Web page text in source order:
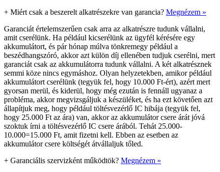
+ Miért csak a beszerelt alkatrészekre van garancia? Megnézem »
Garanciát értelemszerűen csak arra az alkatrészre tudunk vállalni,
amit cserélünk. Ha például kicserélünk az ügyfél kérésére egy
akkumulátort, és pár hónap múlva tönkremegy például a
beszédhangszóró, akkor azt külön díj ellenében tudjuk cserélni, mert
garanciát csak az akkumulátorra tudunk vállalni. A két alkatrésznek
semmi köze nincs egymáshoz. Olyan helyzetekben, amikor például
akkumulátort cserélünk (tegyük fel, hogy 10.000 Ft-ért), azért mert
gyorsan merül, és kiderül, hogy még ezután is fennáll ugyanaz a
probléma, akkor megvizsgáljuk a készüléket, és ha ezt követően azt
állapítjuk meg, hogy például töltésvezérlő IC hibája (tegyük fel,
hogy 25.000 Ft az ára) van, akkor az akkumulátor csere árát jóvá
szoktuk írni a töltésvezérlő IC csere árából. Tehát 25.000-
10.000=15.000 Ft, amit fizetni kell. Ebben az esetben az
akkumulátor csere költségét átvállaljuk tőled.
+ Garanciális szervizként működtök? Megnézem »